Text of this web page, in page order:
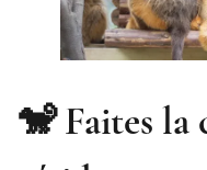
🐒 Faites la